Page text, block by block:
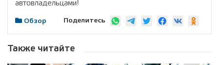
автовладельцами!
Обзор Поделитесь
Также читайте